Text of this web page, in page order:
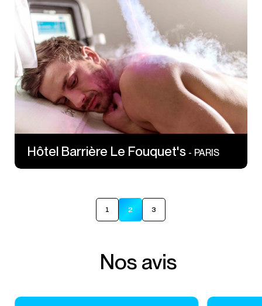
Hôtel Barrière Le Fouquet's - PARIS
46 Av Georges V
75008 PARIS
1 2 3
Nos avis